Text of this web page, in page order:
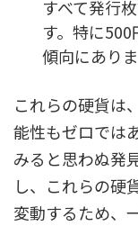
すべて発行
す。特に
傾向にありま
これらの硬貨は
能性もゼロでは
みると思わぬ発
し、これらの硬
変動するため、